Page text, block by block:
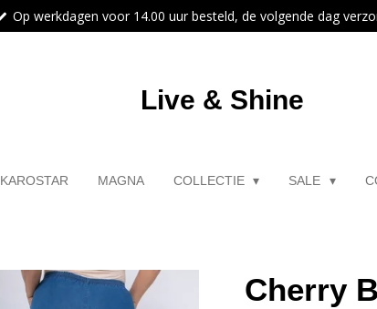
Op werkdagen voor 14.00 uur besteld, de volgende dag
Live & Shine
KAROSTAR MAGNA COLLECTIE SALE
Cherry